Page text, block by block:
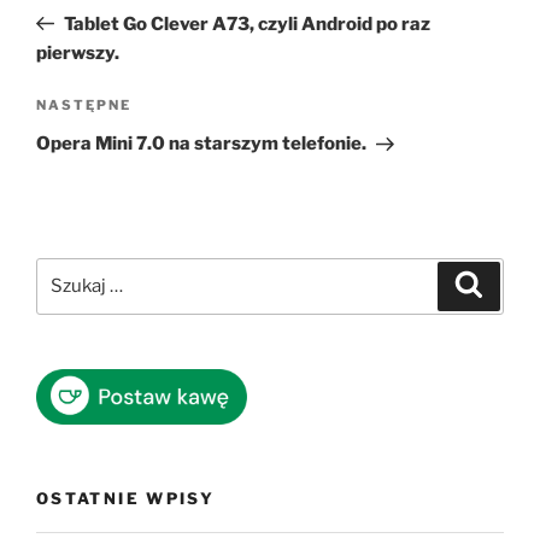
wpisTablet Go Clever A73, czyli Android po raz
pierwszy.
Następny
wpis
NASTĘPNE
Opera Mini 7.0 na starszym telefonie.
OSTATNIE WPISY